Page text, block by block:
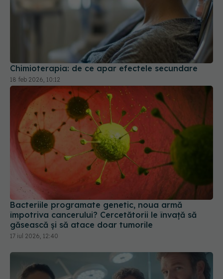
Chimioterapia: de ce apar efectele secundare
Bacteriile programate genetic, noua armă
împotriva cancerului? Cercetătorii le învață să
găsească și să atace doar tumorile
17 iul 2026, 12:40